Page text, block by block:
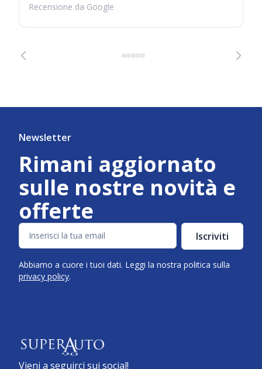
Recensione da Google
Newsletter
Rimani aggiornato
sulle nostre novità e
offerte
Iscriviti
Abbiamo a cuore i tuoi dati. Leggi la nostra politica sulla
privacy policy.
Vieni a seguirci sui social!